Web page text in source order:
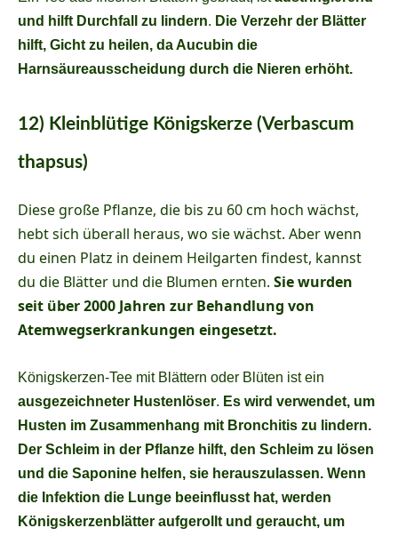
und hilft Durchfall zu lindern. Die Verzehr der Blätter
hilft, Gicht zu heilen, da Aucubin die
Harnsäureausscheidung durch die Nieren erhöht.
12) Kleinblütige Königskerze (Verbascum
thapsus)
Diese große Pflanze, die bis zu 60 cm hoch wächst,
hebt sich überall heraus, wo sie wächst. Aber wenn
du einen Platz in deinem Heilgarten findest, kannst
du die Blätter und die Blumen ernten. Sie wurden
seit über 2000 Jahren zur Behandlung von
Atemwegserkrankungen eingesetzt.
Königskerzen-Tee mit Blättern oder Blüten ist ein
ausgezeichneter Hustenlöser. Es wird verwendet, um
Husten im Zusammenhang mit Bronchitis zu lindern.
Der Schleim in der Pflanze hilft, den Schleim zu lösen
und die Saponine helfen, sie herauszulassen. Wenn
die Infektion die Lunge beeinflusst hat, werden
Königskerzenblätter aufgerollt und geraucht, um